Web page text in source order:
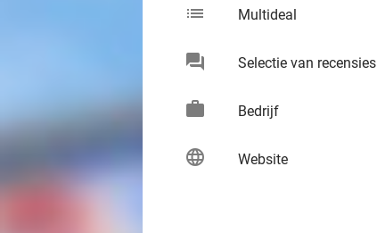
list Multideal
chat Selectie van recensies
work Bedrijf
language Website